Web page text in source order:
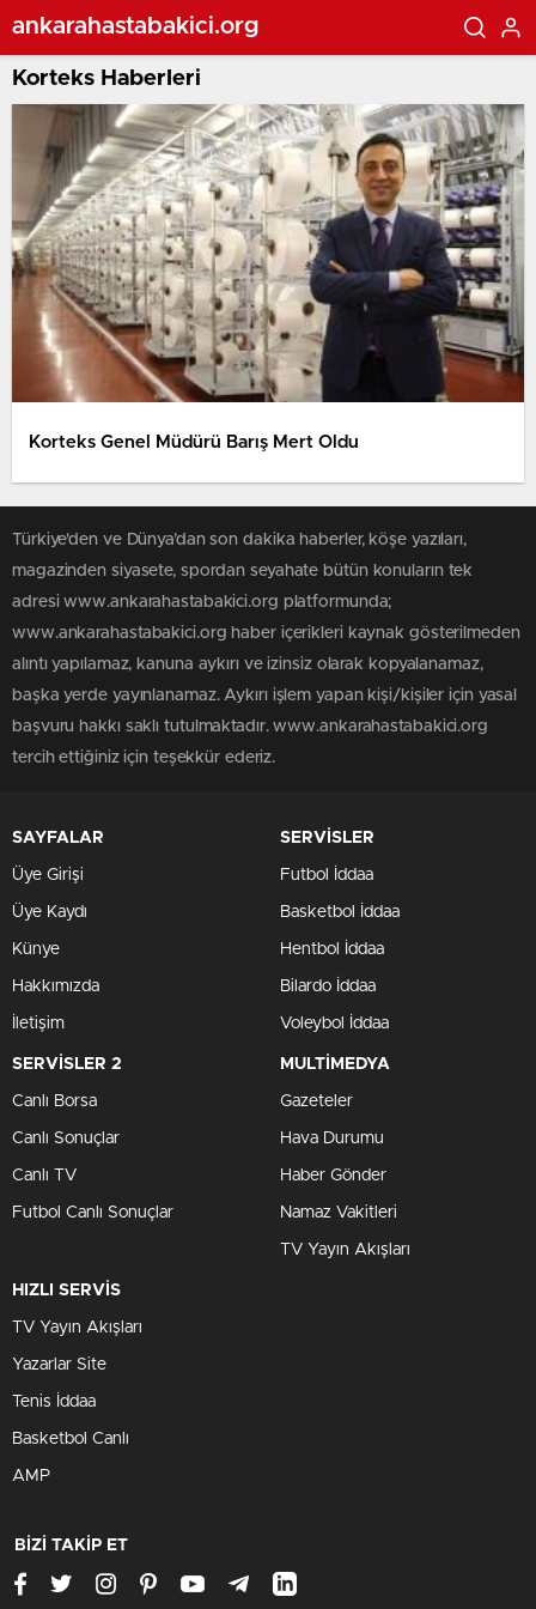
ankarahastabakici.org
Korteks Haberleri
Korteks Genel Müdürü Barış Mert Oldu
Türkiye'den ve Dünya’dan son dakika haberler, köşe yazıları,
magazinden siyasete, spordan seyahate bütün konuların tek
adresi www.ankarahastabakici.org platformunda;
www.ankarahastabakici.org haber içerikleri kaynak gösterilmeden
alıntı yapılamaz, kanuna aykırı ve izinsiz olarak kopyalanamaz,
başka yerde yayınlanamaz. Aykırı işlem yapan kişi/kişiler için yasal
başvuru hakkı saklı tutulmaktadır. www.ankarahastabakici.org
tercih ettiğiniz için teşekkür ederiz.
SAYFALAR
Üye Girişi
Üye Kaydı
Künye
Hakkımızda
İletişim
SERVİSLER
Futbol İddaa
Basketbol İddaa
Hentbol İddaa
Bilardo İddaa
Voleybol İddaa
SERVİSLER 2
Canlı Borsa
Canlı Sonuçlar
Canlı TV
Futbol Canlı Sonuçlar
MULTİMEDYA
Gazeteler
Hava Durumu
Haber Gönder
Namaz Vakitleri
TV Yayın Akışları
HIZLI SERVİS
TV Yayın Akışları
Yazarlar Site
Tenis İddaa
Basketbol Canlı
AMP
BİZİ TAKİP ET